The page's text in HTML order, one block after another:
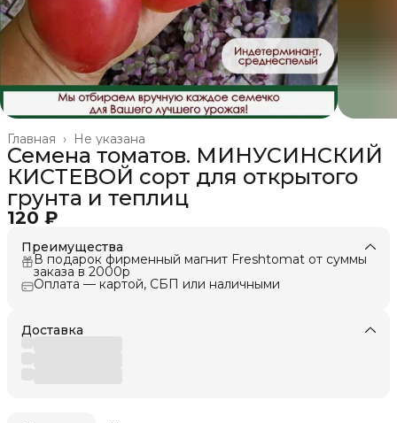
Не указана
Главная ›
Семена томатов. МИНУСИНСКИЙ
КИСТЕВОЙ сорт для открытого
грунта и теплиц
120 ₽
Преимущества
В подарок фирменный магнит Freshtomat от суммы
заказа в 2000р
Оплата — картой, СБП или наличными
Доставка